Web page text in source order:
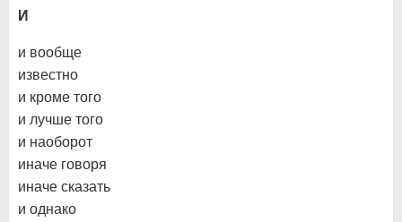
И
и вообще
известно
и кроме того
и лучше того
и наоборот
иначе говоря
иначе сказать
и однако